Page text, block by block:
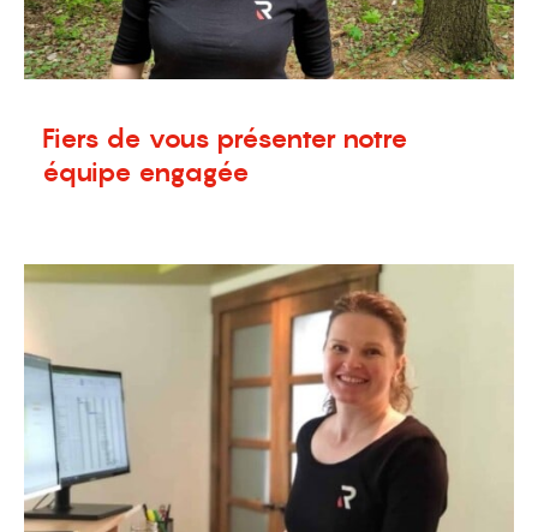
Fiers de vous présenter notre
équipe engagée